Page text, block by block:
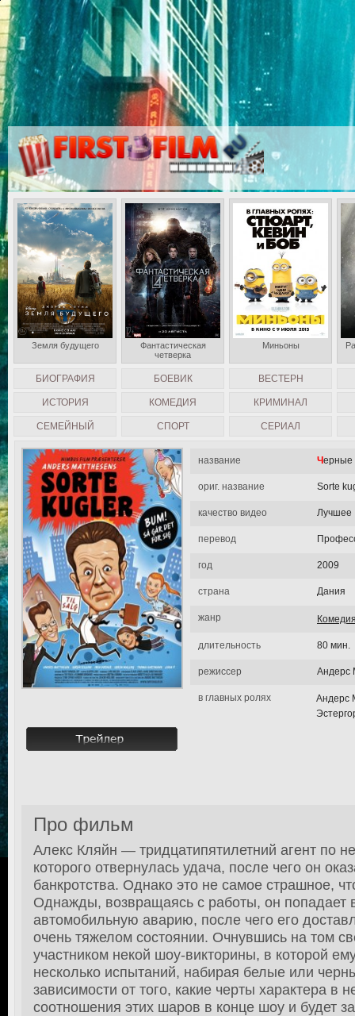
название
ориг. название Sorte
качество видео Лучшее
перевод
год 2009
страна Дания
жанр
длительность 80 мин.
режиссер Андерс
в главных ролях
Андерс
Про фильм
Алекс Кляйн — тридцатипятилетний агент по
которого отвернулась удача, после чего он
банкротства. Однако это не самое страшное,
Однажды, возвращаясь с работы, он попадает
автомобильную аварию, после чего его
очень тяжелом состоянии. Очнувшись на том
участником некой шоу-викторины, в которой
несколько испытаний, набирая белые или
зависимости от того, какие черты характера в
соотношения этих шаров в конце шоу и будет
БИОГРАФИЯ БОЕВИК ВЕСТЕРН
ИСТОРИЯ КОМЕДИЯ КРИМИНАЛ
СЕМЕЙНЫЙ СПОРТ СЕРИАЛ
Земля будущего
Фантастическая
четверка
Миньоны